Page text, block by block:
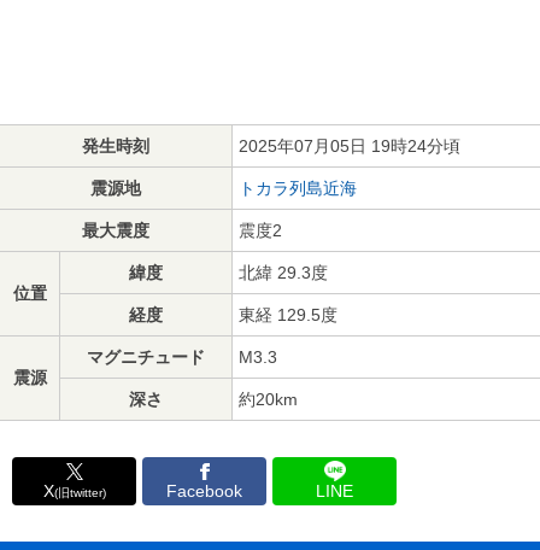
発生時刻 2025年07月05日 19時24分頃
震源地 トカラ列島近海
最大震度 震度2
位置
緯度 北緯 29.3度
経度 東経 129.5度
震源
マグニチュード M3.3
深さ 約20km
X(旧twitter) Facebook LINE